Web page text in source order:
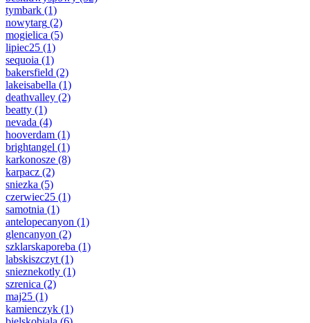
tymbark (1)
nowytarg (2)
mogielica (5)
lipiec25 (1)
sequoia (1)
bakersfield (2)
lakeisabella (1)
deathvalley (2)
beatty (1)
nevada (4)
hooverdam (1)
brightangel (1)
karkonosze (8)
karpacz (2)
sniezka (5)
czerwiec25 (1)
samotnia (1)
antelopecanyon (1)
glencanyon (2)
szklarskaporeba (1)
labskiszczyt(1)
snieznekotly (1)
szrenica (2)
maj25 (1)
kamienczyk (1)